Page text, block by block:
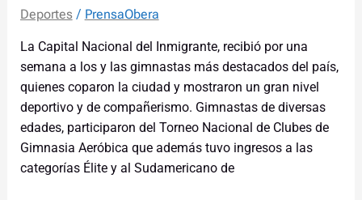
Deportes/ PrensaObera
La Capital Nacional del Inmigrante, recibió por una
semana a los y las gimnastas más destacados del país,
quienes coparon la ciudad y mostraron un gran nivel
deportivo y de compañerismo. Gimnastas de diversas
edades, participaron del Torneo Nacional de Clubes de
Gimnasia Aeróbica que además tuvo ingresos a las
categorías Élite y al Sudamericano de